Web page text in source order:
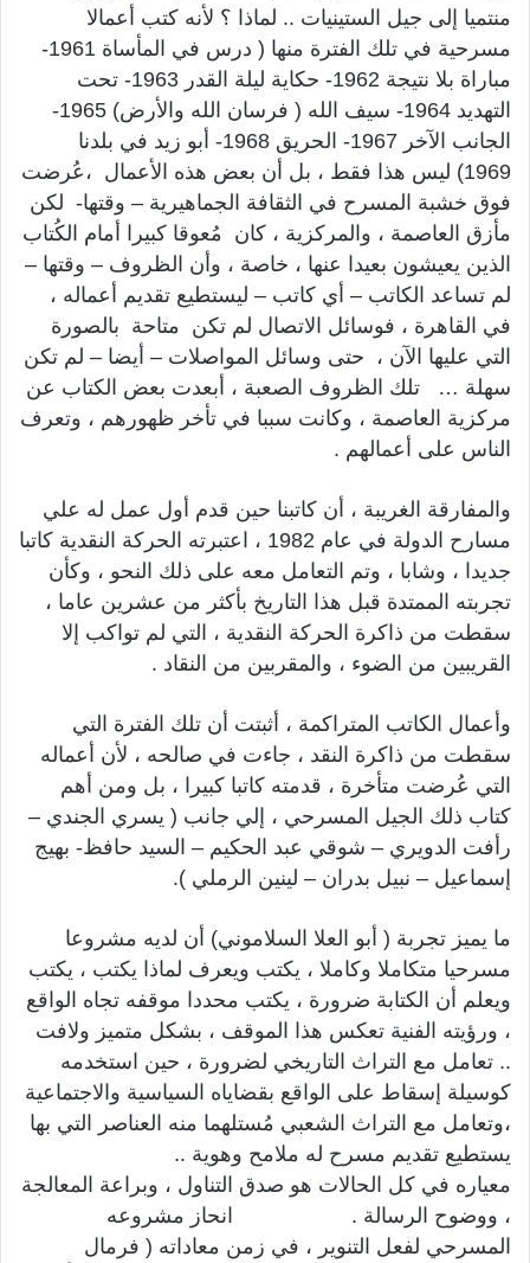
منتميا إلى جيل الستينيات .. لماذا ؟ لأنه كتب أعمالا
مسرحية في تلك الفترة منها ( درس في المأساة 1961-
مباراة بلا نتيجة 1962- حكاية ليلة القدر 1963- تحت
التهديد 1964- سيف الله ( فرسان الله والأرض) 1965-
الجانب الآخر 1967- الحريق 1968- أبو زيد في بلدنا
1969) ليس هذا فقط ، بل أن بعض هذه الأعمال ،عُرضت
فوق خشبة المسرح في الثقافة الجماهيرية – وقتها- لكن
مأزق العاصمة ، والمركزية ، كان مُعوقا كبيرا أمام الكُتاب
الذين يعيشون بعيدا عنها ، خاصة ، وأن الظروف – وقتها –
لم تساعد الكاتب – أي كاتب – ليستطيع تقديم أعماله ،
في القاهرة ، فوسائل الاتصال لم تكن متاحة بالصورة
التي عليها الآن ، حتى وسائل المواصلات – أيضا – لم تكن
سهلة … تلك الظروف الصعبة ، أبعدت بعض الكتاب عن
مركزية العاصمة ، وكانت سببا في تأخر ظهورهم ، وتعرف
الناس على أعمالهم .
والمفارقة الغريبة ، أن كاتبنا حين قدم أول عمل له علي
مسارح الدولة في عام 1982 ، اعتبرته الحركة النقدية كاتبا
جديدا ، وشابا ، وتم التعامل معه على ذلك النحو ، وكأن
تجربته الممتدة قبل هذا التاريخ بأكثر من عشرين عاما ،
سقطت من ذاكرة الحركة النقدية ، التي لم تواكب إلا
القريبين من الضوء ، والمقربين من النقاد .
وأعمال الكاتب المتراكمة ، أثبتت أن تلك الفترة التي
سقطت من ذاكرة النقد ، جاءت في صالحه ، لأن أعماله
التي عُرضت متأخرة ، قدمته كاتبا كبيرا ، بل ومن أهم
كتاب ذلك الجيل المسرحي ، إلي جانب ( يسري الجندي –
رأفت الدويري – شوقي عبد الحكيم – السيد حافظ- بهيج
إسماعيل – نبيل بدران – لينين الرملي ).
ما يميز تجربة ( أبو العلا السلاموني) أن لديه مشروعا
مسرحيا متكاملا وكاملا ، يكتب ويعرف لماذا يكتب ، يكتب
ويعلم أن الكتابة ضرورة ، يكتب محددا موقفه تجاه الواقع
، ورؤيته الفنية تعكس هذا الموقف ، بشكل متميز ولافت
.. تعامل مع التراث التاريخي لضرورة ، حين استخدمه
كوسيلة إسقاط على الواقع بقضاياه السياسية والاجتماعية
،وتعامل مع التراث الشعبي مُستلهما منه العناصر التي بها
يستطيع تقديم مسرح له ملامح وهوية ..
معياره في كل الحالات هو صدق التناول ، وبراعة المعالجة
، ووضوح الرسالة . انحاز مشروعه
المسرحي لفعل التنوير ، في زمن معاداته ( فرمال